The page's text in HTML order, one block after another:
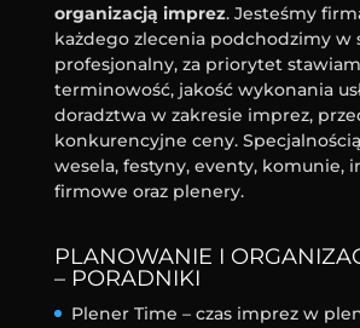
organizacją imprez. Jesteśmy
każdego zlecenia podchodzimy w
profesjonalny, za priorytet
terminowość, jakość wykonania
doradztwa w zakresie imprez,
konkurencyjne ceny.
wesela, festyny, eventy, komunie,
firmowe oraz plenery.
PLANOWANIE I
– PORADNIKI
Plener Time – czas imprez w